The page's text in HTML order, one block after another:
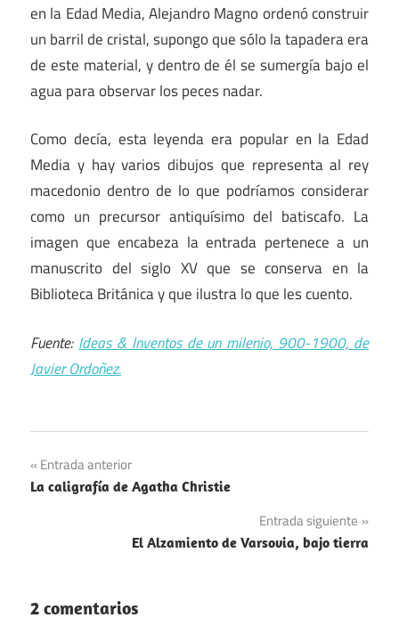
en la Edad Media, Alejandro Magno ordenó construir
un barril de cristal, supongo que sólo la tapadera era
de este material, y dentro de él se sumergía bajo el
agua para observar los peces nadar.
Como decía, esta leyenda era popular en la Edad
Media y hay varios dibujos que representa al rey
macedonio dentro de lo que podríamos considerar
como un precursor antiquísimo del batiscafo. La
imagen que encabeza la entrada pertenece a un
manuscrito del siglo XV que se conserva en la
Biblioteca Británica y que ilustra lo que les cuento.
Fuente: Ideas & Inventos de un milenio, 900-1900, de
Javier Ordoñez.
Navegación
de
Entrada anterior
La caligrafía de Agatha Christie
Entrada siguiente
El Alzamiento de Varsovia, bajo tierra
2 comentarios